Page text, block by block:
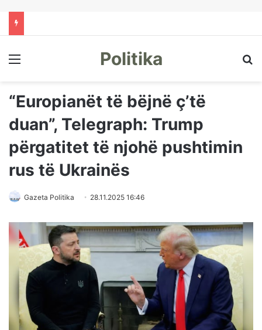
Menu Politika
“Europianët të bëjnë ç’të
duan”, Telegraph: Trump
përgatitet të njohë pushtimin
rus të Ukrainës
Gazeta Politika 28.11.2025 16:46